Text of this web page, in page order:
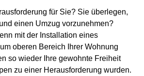
für Sie? Sie überlegen,
einen Umzug vorzunehmen?
mit der Installation eines
oberen Bereich Ihrer Wohnung
so wieder Ihre gewohnte Freiheit
zu einer Herausforderung wurden.